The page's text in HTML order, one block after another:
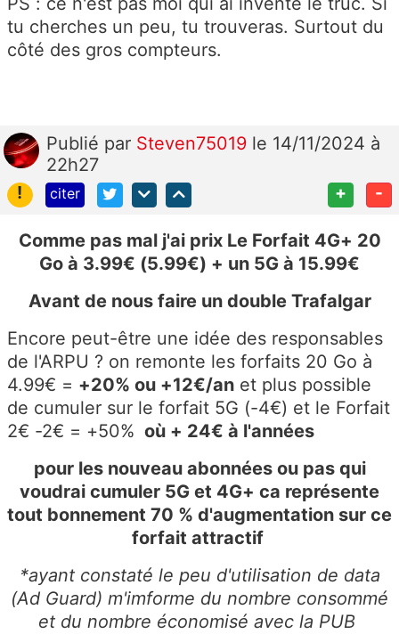
tu cherches un peu, tu trouveras. Surtout du
côté des gros compteurs.
Publié par Steven75019 le 14/11/2024 à
22h27
!
citer + -
Comme pas mal j'ai prix Le Forfait 4G+ 20
Go à 3.99€ (5.99€) + un 5G à 15.99€
Avant de nous faire un double Trafalgar
Encore peut-être une idée des responsables
de l'ARPU ? on remonte les forfaits 20 Go à
4.99€ = +20% ou +12€/an et plus possible
de cumuler sur le forfait 5G (-4€) et le Forfait
2€ -2€ = +50% où + 24€ à l'années
pour les nouveau abonnées ou pas qui
voudrai cumuler 5G et 4G+ ca représente
tout bonnement 70 % d'augmentation sur ce
forfait attractif
*ayant constaté le peu d'utilisation de data
(Ad Guard) m'imforme du nombre consommé
et du nombre économisé avec la PUB